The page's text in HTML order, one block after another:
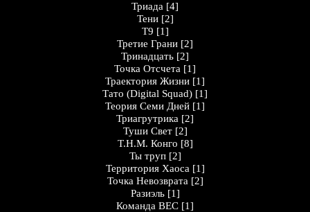
Триада [4]
Тени [2]
Т9 [1]
Третие Грани [2]
Тринадцать [2]
Точка Отсчета [1]
Траектория Жизни [1]
Тато (Digital Squad) [1]
Теория Семи Дней [1]
Триагрутрика [2]
Туши Cвет [2]
Т.Н.М. Конго [8]
Ты труп [2]
Территория Хаоса [1]
Точка Невозврата [2]
Разиэль [1]
Команда ВЕС [1]